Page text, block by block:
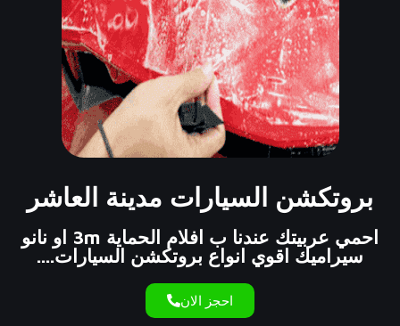
بروتكشن السيارات مدينة العاشر
احمي عربيتك عندنا ب افلام الحماية 3m او نانو
سيراميك اقوي انواع بروتكشن السيارات....
احجز الان